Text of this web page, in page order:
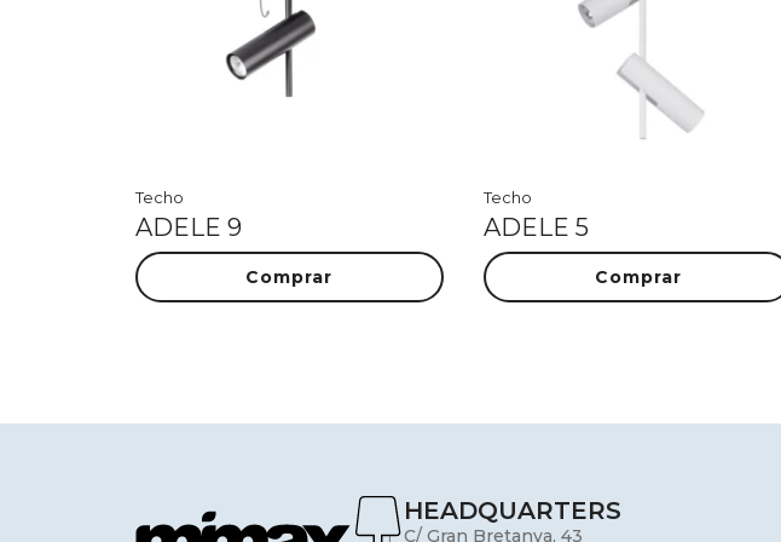
Techo
ADELE 9
Comprar
Techo
ADELE 5
Comprar
HEADQUARTERS
C/ Gran Bretanya, 43